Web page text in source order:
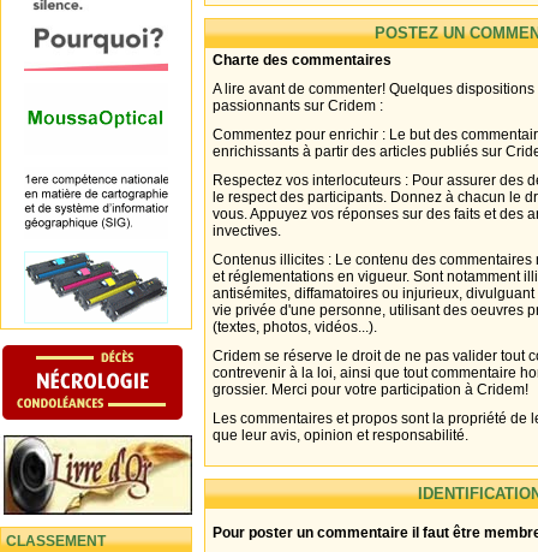
CLASSEMENT
POSTEZ UN
Charte des commentaires
A lire avant de commenter! Quelques
passionnants sur Cridem :
Commentez pour enrichir : Le but des
enrichissants à partir des articles publiés sur
Respectez vos interlocuteurs : Pour assurer des
le respect des participants. Donnez à chacun le
vous. Appuyez vos réponses sur des faits et des
invectives.
Contenus illicites : Le contenu des
et réglementations en vigueur. Sont notamment
antisémites, diffamatoires ou injurieux,
vie privée d'une personne, utilisant des oeuvres
(textes, photos, vidéos...).
Cridem se réserve le droit de ne pas valider tout
contrevenir à la loi, ainsi que tout commentaire
grossier. Merci pour votre participation à Cridem!
Les commentaires et propos sont la propriété de
que leur avis, opinion et responsabilité.
Pour poster un commentaire il faut être